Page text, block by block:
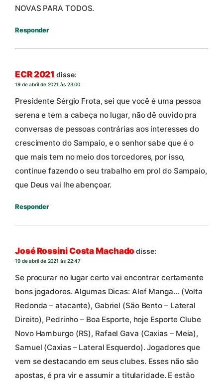
NOVAS PARA TODOS.
Responder
ECR 2021 disse:
19 de abril de 2021 às 23:00
Presidente Sérgio Frota, sei que você é uma pessoa
serena e tem a cabeça no lugar, não dê ouvido pra
conversas de pessoas contrárias aos interesses do
crescimento do Sampaio, e o senhor sabe que é o
que mais tem no meio dos torcedores, por isso,
continue fazendo o seu trabalho em prol do Sampaio,
que Deus vai lhe abençoar.
Responder
José Rossini Costa Machado disse:
19 de abril de 2021 às 22:47
Se procurar no lugar certo vai encontrar certamente
bons jogadores. Algumas Dicas: Alef Manga… (Volta
Redonda – atacante), Gabriel (São Bento – Lateral
Direito), Pedrinho – Boa Esporte, hoje Esporte Clube
Novo Hamburgo (RS), Rafael Gava (Caxias – Meia),
Samuel (Caxias – Lateral Esquerdo). Jogadores que
vem se destacando em seus clubes. Esses não são
apostas, é pra vir e assumir a titularidade. E estão